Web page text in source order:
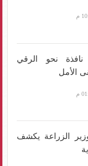
مشروع شارع 306 نافذة نحو الرقي
الأمل
الزراعة يكشف